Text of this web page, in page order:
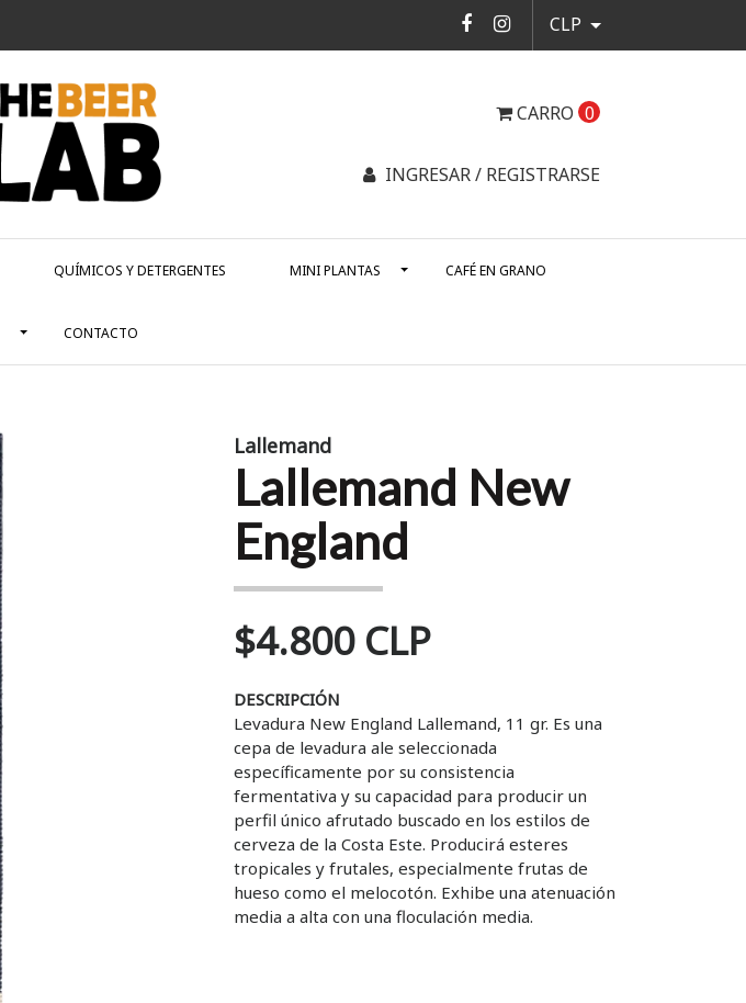
CLP
CARRO 0
INGRESAR / REGISTRARSE
QUÍMICOS Y DETERGENTES MINI PLANTAS CAFÉ EN GRANO
CONTACTO
Lallemand
Lallemand New
England
$4.800 CLP
DESCRIPCIÓN
Levadura New England Lallemand, 11 gr. Es una
cepa de levadura ale seleccionada
específicamente por su consistencia
fermentativa y su capacidad para producir un
perfil único afrutado buscado en los estilos de
cerveza de la Costa Este. Producirá esteres
tropicales y frutales, especialmente frutas de
hueso como el melocotón. Exhibe una atenuación
media a alta con una floculación media.